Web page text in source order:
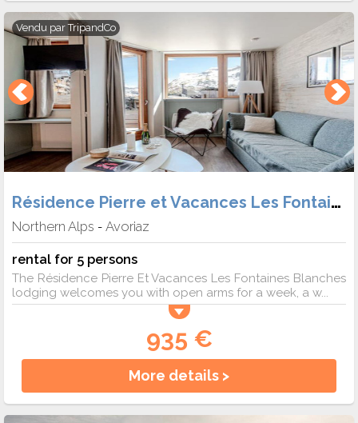
Vendu parTripandCo
Résidence Pierre et Vacances Les Fontaines Blanches
Northern Alps - Avoriaz
rental for 5 persons
The Résidence Pierre Et Vacances Les Fontaines Blanches
lodging welcomes you with open arms for a week, a w...
935 €
More details >